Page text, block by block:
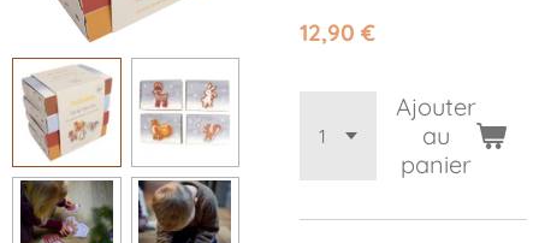
12,90 €
Ajouter
au
panier